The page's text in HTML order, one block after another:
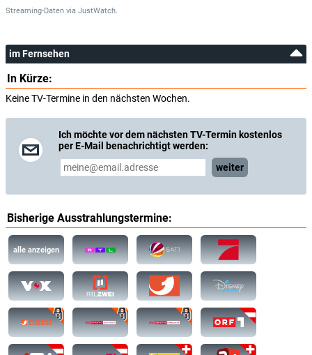
Streaming-Daten via JustWatch.
im Fernsehen
In Kürze:
Keine TV-Termine in den nächsten Wochen.
Ich möchte vor dem nächsten TV-Termin kostenlos
per E-Mail benachrichtigt werden:
weiter
Bisherige Ausstrahlungstermine:
alle anzeigen